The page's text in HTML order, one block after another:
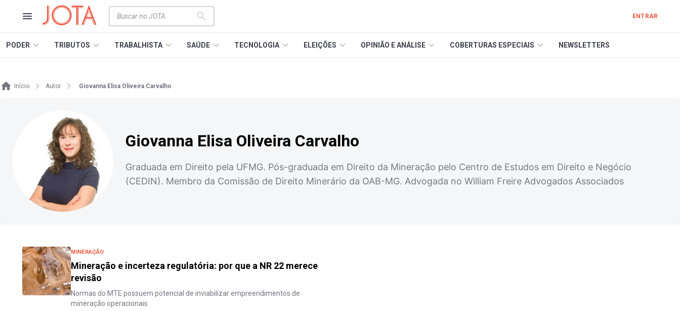
ENTRAR
PODER TRIBUTOS TRABALHISTA SAÚDE TECNOLOGIA ELEIÇÕES OPINIÃO E ANÁLISE COBERTURAS ESPECIAIS NEWSLETTERS
Início Autor Giovanna Elisa Oliveira Carvalho
Giovanna Elisa Oliveira Carvalho
Graduada em Direito pela UFMG. Pós-graduada em Direito da Mineração pelo Centro de Estudos em Direito e Negócio
(CEDIN). Membro da Comissão de Direito Minerário da OAB-MG. Advogada no William Freire Advogados Associados
MINERAÇÃO
Mineração e incerteza regulatória: por que a NR 22 merece
revisão
Normas do MTE possuem potencial de inviabilizar empreendimentos de
mineração operacionais